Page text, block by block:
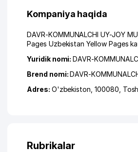
Kompaniya haqida
DAVR-KOMMUNALCHI UY-JOY
Pages Uzbekistan Yellow Pages
Yuridik nomi:DAVR-
Brend nomi:DAVR-
Adres: O'zbekiston, 100080,
Rubrikalar